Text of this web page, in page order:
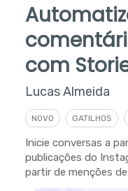
com
Lucas Almeida
NOVO GATILHOS
Inicie conversas a
publicações do
partir de menções